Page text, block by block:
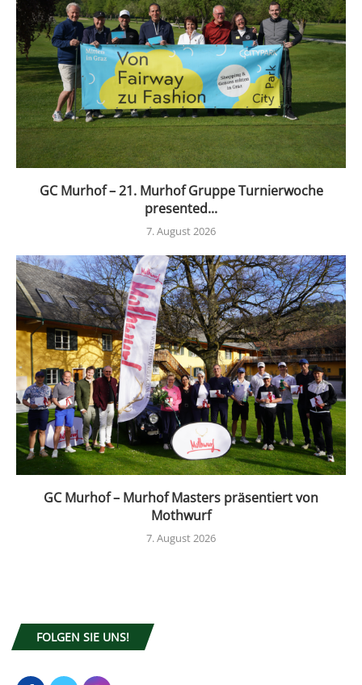
GC Murhof – 21. Murhof Gruppe Turnierwoche
presented...
7. August 2026
GC Murhof – Murhof Masters präsentiert von
Mothwurf
7. August 2026
FOLGEN SIE UNS!